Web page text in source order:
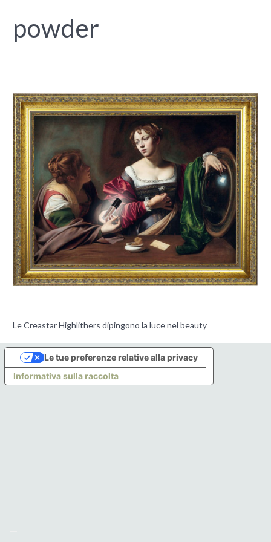
powder
Le Creastar Highlithers dipingono la luce nel beauty
Informativa sulla raccolta
Le tue preferenze relative alla privacy